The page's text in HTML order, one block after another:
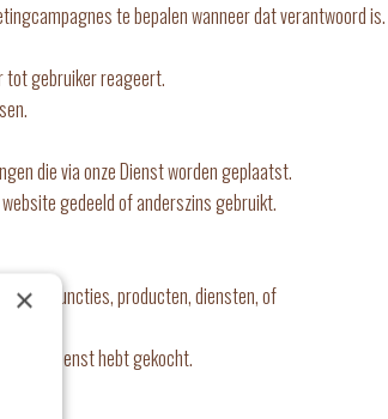
te bepalen wanneer dat verantwoord is.
tot gebruiker reageert.
die via onze Dienst worden geplaatst.
gedeeld of anderszins gebruikt.
de functies, producten, diensten, of
onze Dienst hebt gekocht.
×